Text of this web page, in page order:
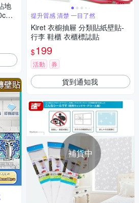
地
提升質感 清楚 一目了然
Kiret 衣櫥抽屜 分類貼紙壁貼-
行李 鞋櫃 衣櫃標誌貼
$199
活動 券
貨到通知我
補貨中